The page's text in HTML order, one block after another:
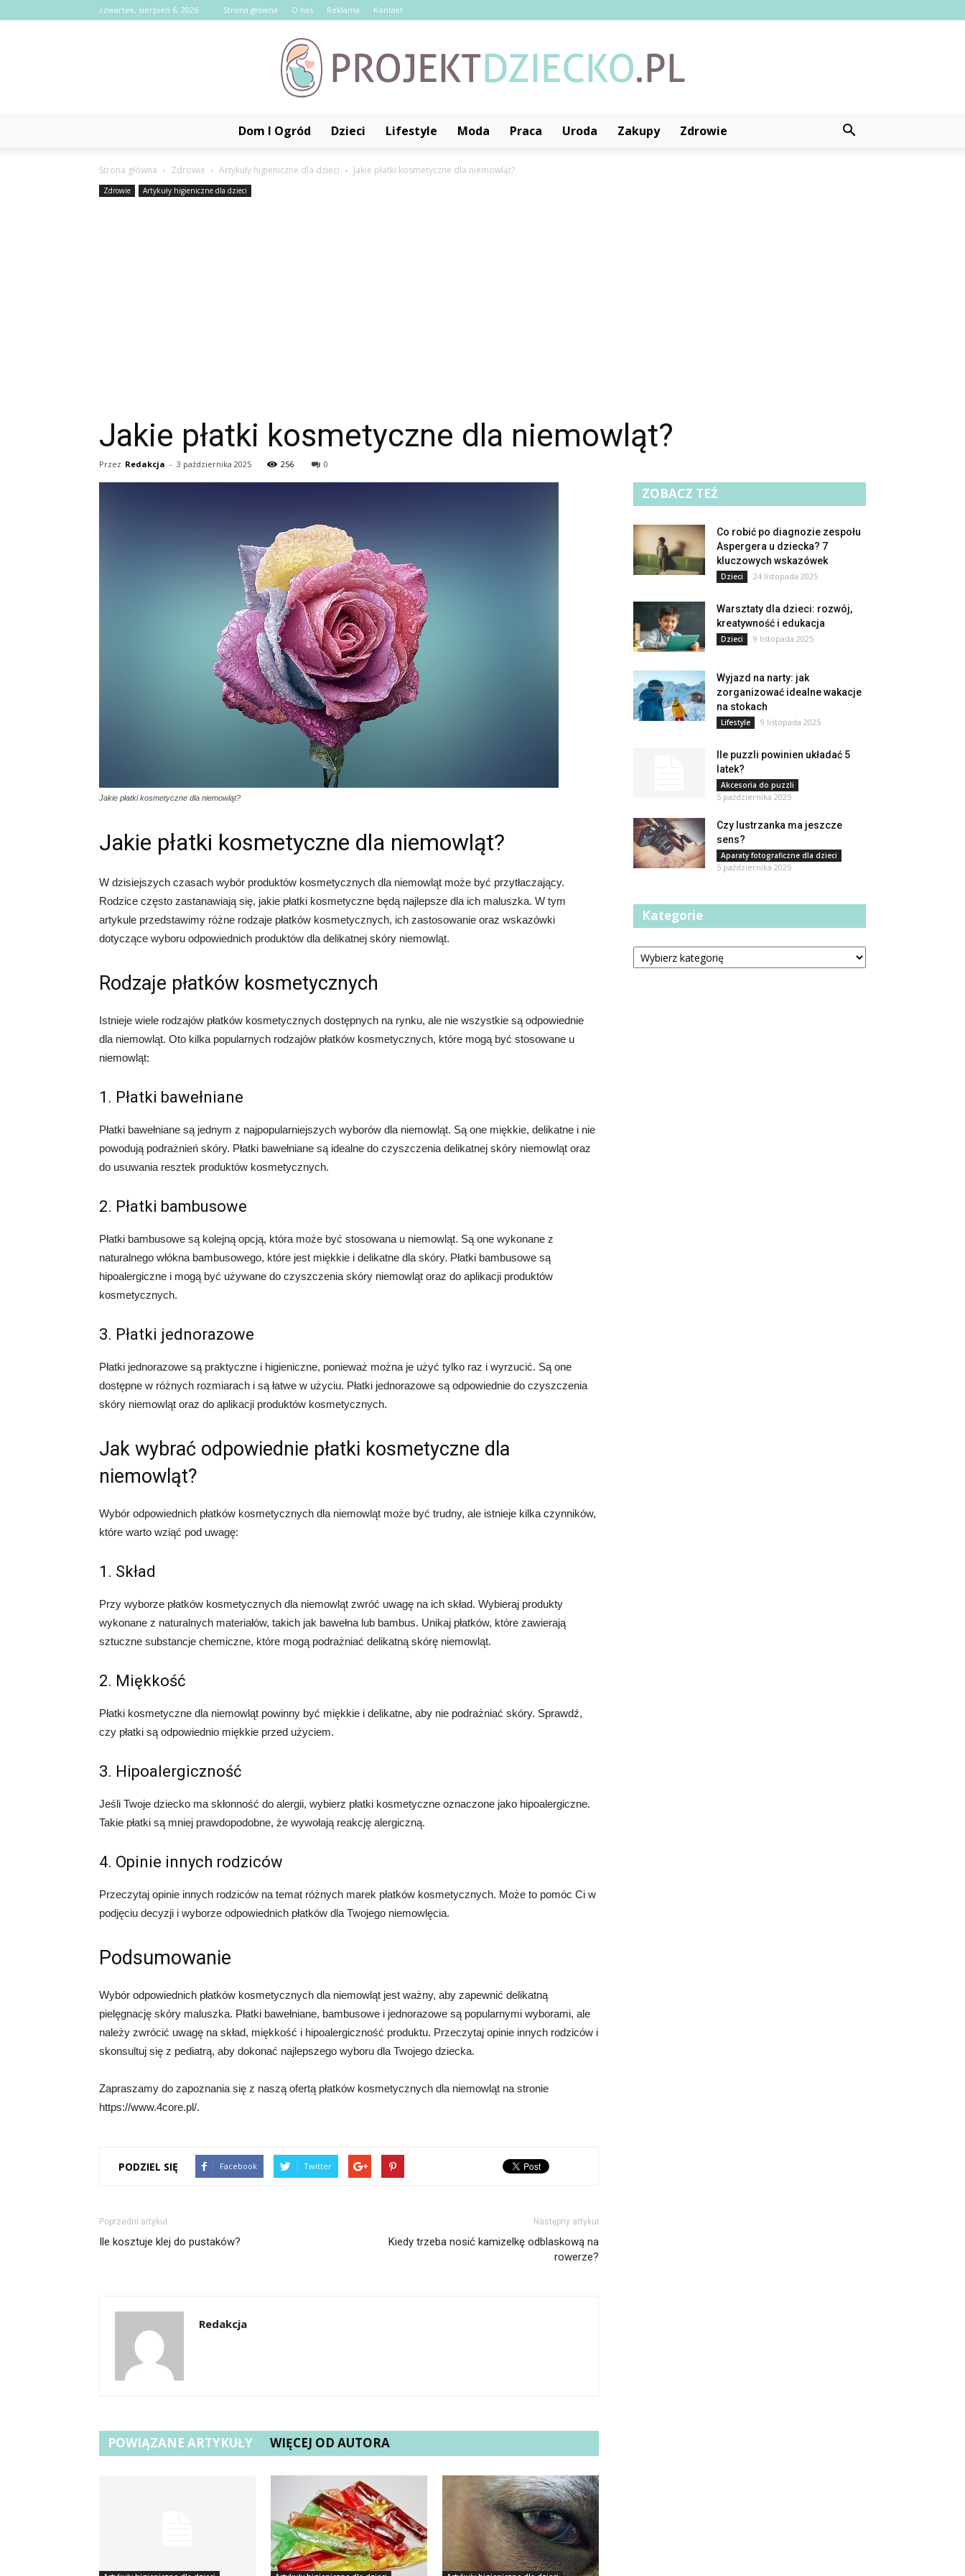
czwartek, sierpień 6, 2026 Strona główna O nas Reklama Kontakt
Dom I Ogród Dzieci Lifestyle Moda Praca Uroda Zakupy Zdrowie
Strona główna Zdrowie Artykuły higieniczne dla dzieci Jakie płatki kosmetyczne dla niemowląt?
Zdrowie Artykuły higieniczne dla dzieci
Jakie płatki kosmetyczne dla niemowląt?
Przez Redakcja - 3 października 2025 256 0
Jakie płatki kosmetyczne dla niemowląt?
Jakie płatki kosmetyczne dla niemowląt?
W dzisiejszych czasach wybór produktów kosmetycznych dla niemowląt może być przytłaczający.
Rodzice często zastanawiają się, jakie płatki kosmetyczne będą najlepsze dla ich maluszka. W tym
artykule przedstawimy różne rodzaje płatków kosmetycznych, ich zastosowanie oraz wskazówki
dotyczące wyboru odpowiednich produktów dla delikatnej skóry niemowląt.
Rodzaje płatków kosmetycznych
Istnieje wiele rodzajów płatków kosmetycznych dostępnych na rynku, ale nie wszystkie są odpowiednie
dla niemowląt. Oto kilka popularnych rodzajów płatków kosmetycznych, które mogą być stosowane u
niemowląt:
1. Płatki bawełniane
Płatki bawełniane są jednym z najpopularniejszych wyborów dla niemowląt. Są one miękkie, delikatne i nie
powodują podrażnień skóry. Płatki bawełniane są idealne do czyszczenia delikatnej skóry niemowląt oraz
do usuwania resztek produktów kosmetycznych.
2. Płatki bambusowe
Płatki bambusowe są kolejną opcją, która może być stosowana u niemowląt. Są one wykonane z
naturalnego włókna bambusowego, które jest miękkie i delikatne dla skóry. Płatki bambusowe są
hipoalergiczne i mogą być używane do czyszczenia skóry niemowląt oraz do aplikacji produktów
kosmetycznych.
3. Płatki jednorazowe
Płatki jednorazowe są praktyczne i higieniczne, ponieważ można je użyć tylko raz i wyrzucić. Są one
dostępne w różnych rozmiarach i są łatwe w użyciu. Płatki jednorazowe są odpowiednie do czyszczenia
skóry niemowląt oraz do aplikacji produktów kosmetycznych.
Jak wybrać odpowiednie płatki kosmetyczne dla
niemowląt?
Wybór odpowiednich płatków kosmetycznych dla niemowląt może być trudny, ale istnieje kilka czynników,
które warto wziąć pod uwagę:
1. Skład
Przy wyborze płatków kosmetycznych dla niemowląt zwróć uwagę na ich skład. Wybieraj produkty
wykonane z naturalnych materiałów, takich jak bawełna lub bambus. Unikaj płatków, które zawierają
sztuczne substancje chemiczne, które mogą podrażniać delikatną skórę niemowląt.
2. Miękkość
Płatki kosmetyczne dla niemowląt powinny być miękkie i delikatne, aby nie podrażniać skóry. Sprawdź,
czy płatki są odpowiednio miękkie przed użyciem.
3. Hipoalergiczność
Jeśli Twoje dziecko ma skłonność do alergii, wybierz płatki kosmetyczne oznaczone jako hipoalergiczne.
Takie płatki są mniej prawdopodobne, że wywołają reakcję alergiczną.
4. Opinie innych rodziców
Przeczytaj opinie innych rodziców na temat różnych marek płatków kosmetycznych. Może to pomóc Ci w
podjęciu decyzji i wyborze odpowiednich płatków dla Twojego niemowlęcia.
Podsumowanie
Wybór odpowiednich płatków kosmetycznych dla niemowląt jest ważny, aby zapewnić delikatną
pielęgnację skóry maluszka. Płatki bawełniane, bambusowe i jednorazowe są popularnymi wyborami, ale
należy zwrócić uwagę na skład, miękkość i hipoalergiczność produktu. Przeczytaj opinie innych rodziców i
skonsultuj się z pediatrą, aby dokonać najlepszego wyboru dla Twojego dziecka.
Zapraszamy do zapoznania się z naszą ofertą płatków kosmetycznych dla niemowląt na stronie
https://www.4core.pl/.
PODZIEL SIĘ Facebook Twitter
Poprzedni artykuł
Ile kosztuje klej do pustaków?
Następny artykuł
Kiedy trzeba nosić kamizelkę odblaskową na
rowerze?
Redakcja
POWIĄZANE ARTYKUŁY WIĘCEJ OD AUTORA
ZOBACZ TEŻ
Co robić po diagnozie zespołu
Aspergera u dziecka? 7
kluczowych wskazówek
Dzieci 24 listopada 2025
Warsztaty dla dzieci: rozwój,
kreatywność i edukacja
Dzieci 9 listopada 2025
Wyjazd na narty: jak
zorganizować idealne wakacje
na stokach
Lifestyle 9 listopada 2025
Ile puzzli powinien układać 5
latek?
Akcesoria do puzzli
5 października 2025
Czy lustrzanka ma jeszcze
sens?
Aparaty fotograficzne dla dzieci
5 października 2025
Kategorie
Kategorie